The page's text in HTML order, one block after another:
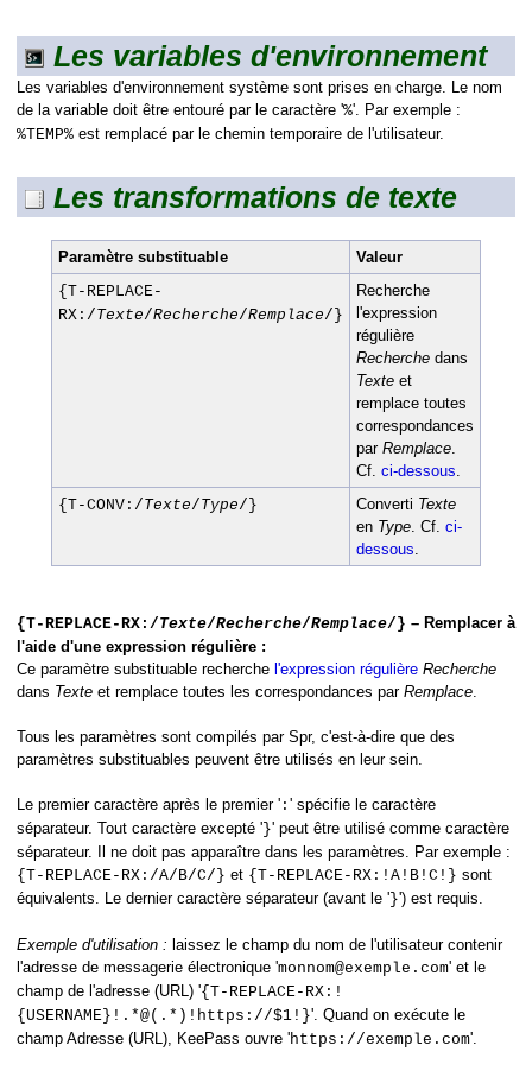
Les variables d'environnement
Les variables d'environnement système sont prises en charge. Le nom
de la variable doit être entouré par le caractère '%'. Par exemple :
%TEMP% est remplacé par le chemin temporaire de l'utilisateur.
Les transformations de texte
Paramètre substituable
Valeur
{T-REPLACE-
RX:/Texte/Recherche/Remplace/}
Recherche
l'expression
régulière
Recherche dans
Texte et
remplace toutes
correspondances
par Remplace.
Cf. ci-dessous.
{T-CONV:/Texte/Type/} Converti Texte
en Type. Cf. ci-
dessous.
{T-REPLACE-RX:/Texte/Recherche/Remplace/} – Remplacer à
l'aide d'une expression régulière :
Ce paramètre substituable recherche l'expression régulière Recherche
dans Texte et remplace toutes les correspondances par Remplace.
Tous les paramètres sont compilés par Spr, c'est-à-dire que des
paramètres substituables peuvent être utilisés en leur sein.
Le premier caractère après le premier ' : ' spécifie le caractère
séparateur. Tout caractère excepté ' }' peut être utilisé comme caractère
séparateur. Il ne doit pas apparaître dans les paramètres. Par exemple :
{T-REPLACE-RX:/A/B/C/} et {T-REPLACE-RX:!A!B!C!} sont
équivalents. Le dernier caractère séparateur (avant le ' }') est requis.
Exemple d'utilisation : laissez le champ du nom de l'utilisateur contenir
l'adresse de messagerie électronique 'monnom@exemple.com' et le
champ de l'adresse (URL) '{T-REPLACE-RX:!
{USERNAME}!.*@(.*)!https://$1!}'. Quand on exécute le
champ Adresse (URL), KeePass ouvre 'https://exemple.com'.